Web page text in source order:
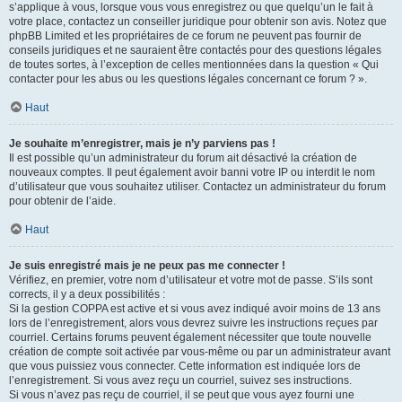
s’applique à vous, lorsque vous vous enregistrez ou que quelqu’un le fait à
votre place, contactez un conseiller juridique pour obtenir son avis. Notez que
phpBB Limited et les propriétaires de ce forum ne peuvent pas fournir de
conseils juridiques et ne sauraient être contactés pour des questions légales
de toutes sortes, à l’exception de celles mentionnées dans la question « Qui
contacter pour les abus ou les questions légales concernant ce forum ? ».
Haut
Je souhaite m’enregistrer, mais je n’y parviens pas !
Il est possible qu’un administrateur du forum ait désactivé la création de
nouveaux comptes. Il peut également avoir banni votre IP ou interdit le nom
d’utilisateur que vous souhaitez utiliser. Contactez un administrateur du forum
pour obtenir de l’aide.
Haut
Je suis enregistré mais je ne peux pas me connecter !
Vérifiez, en premier, votre nom d’utilisateur et votre mot de passe. S’ils sont
corrects, il y a deux possibilités :
Si la gestion COPPA est active et si vous avez indiqué avoir moins de 13 ans
lors de l’enregistrement, alors vous devrez suivre les instructions reçues par
courriel. Certains forums peuvent également nécessiter que toute nouvelle
création de compte soit activée par vous-même ou par un administrateur avant
que vous puissiez vous connecter. Cette information est indiquée lors de
l’enregistrement. Si vous avez reçu un courriel, suivez ses instructions.
Si vous n’avez pas reçu de courriel, il se peut que vous ayez fourni une